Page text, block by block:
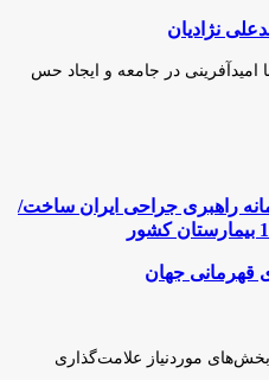
نژادیان
در جامعه و ایجاد حس
راهبری جراحی ایران ساخت/
قهرمانی جهان
بخش‌های موردنیاز علامت‌گذاری